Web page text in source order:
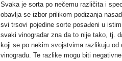
Svaka je sorta po nečemu različita i
obavlja se izbor prilikom podizanja
svi trsovi pojedine sorte posađeni u
svaki vinogradar zna da to nije tako, tj.
koji se po nekim svojstvima razlikuju
vinogradu. Te razlike mogu biti